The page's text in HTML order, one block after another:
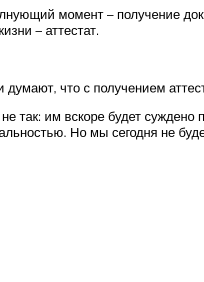
момент – получение
– аттестат.
думают, что с получением
так: им вскоре будет
Но мы сегодня не